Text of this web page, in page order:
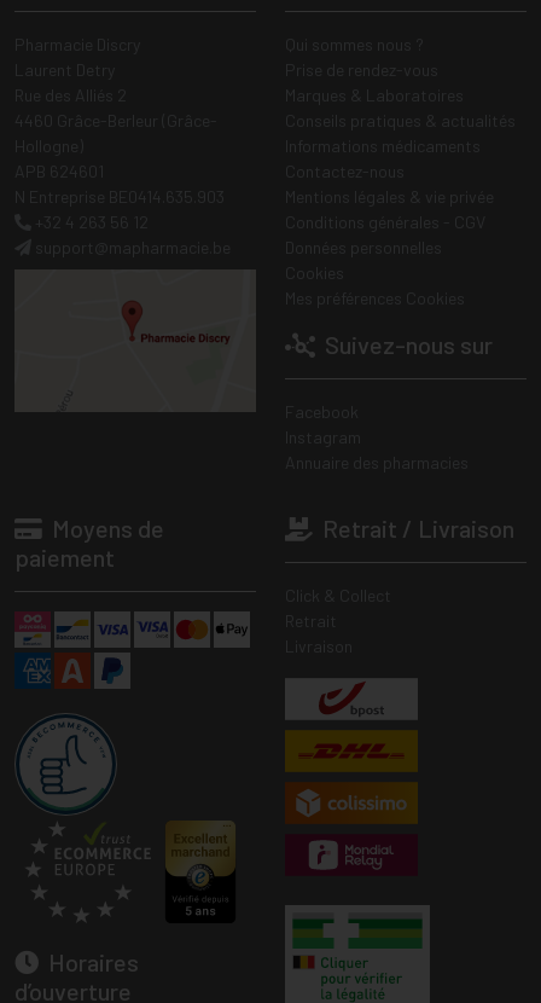
Suivez-nous sur
Moyens de
paiement
Horaires
d’ouverture
Retrait / Livraison